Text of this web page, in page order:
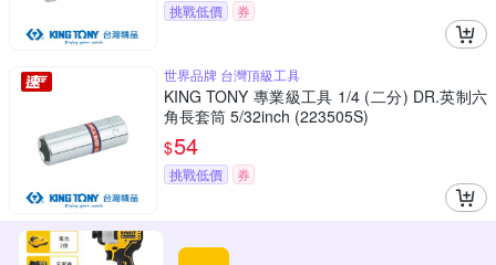
挑戰低價 券
世界品牌 台灣頂級工具
KING TONY 專業級工具 1/4 (二分) DR.英制六
角長套筒 5/32inch (223505S)
$54
挑戰低價 券